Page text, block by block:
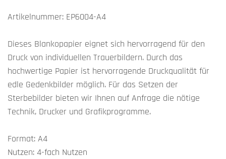
Artikelnummer: EP6004-A4
Dieses Blankopapier eignet sich hervorragend für den
Druck von individuellen Trauerbildern. Durch das
hochwertige Papier ist hervorragende Druckqualität für
edle Gedenkbilder möglich. Für das Setzen der
Sterbebilder bieten wir Ihnen auf Anfrage die nötige
Technik, Drucker und Grafikprogramme.
Format: A4
Nutzen: 4-fach Nutzen